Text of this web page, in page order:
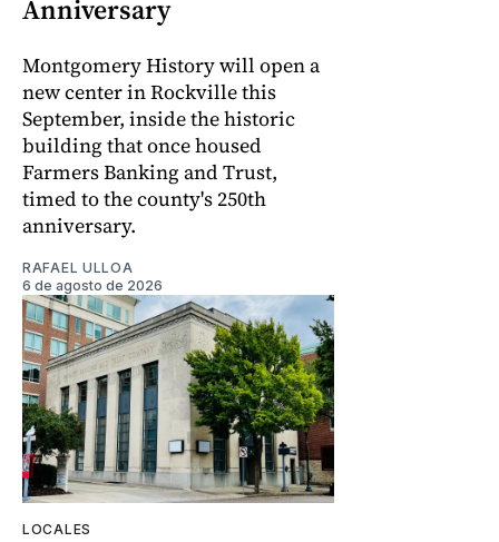
Anniversary
Montgomery History will open a
new center in Rockville this
September, inside the historic
building that once housed
Farmers Banking and Trust,
timed to the county's 250th
anniversary.
RAFAEL ULLOA
6 de agosto de 2026
LOCALES